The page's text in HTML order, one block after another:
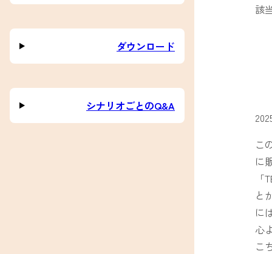
ダウンロード
シナリオごとのQ&A
該
こ
に
と
に
心
こ